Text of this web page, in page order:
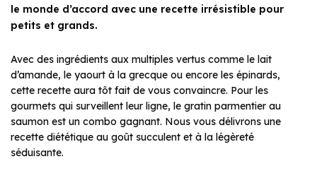
le monde d’accord avec une recette irrésistible pour
petits et grands.
Avec des ingrédients aux multiples vertus comme le lait
d’amande, le yaourt à la grecque ou encore les épinards,
cette recette aura tôt fait de vous convaincre. Pour les
gourmets qui surveillent leur ligne, le gratin parmentier au
saumon est un combo gagnant. Nous vous délivrons une
recette diététique au goût succulent et à la légèreté
séduisante.